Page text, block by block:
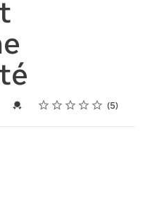
Credential For Completion
Rating
1 star
2 stars
3 stars
4 stars
5 stars 5